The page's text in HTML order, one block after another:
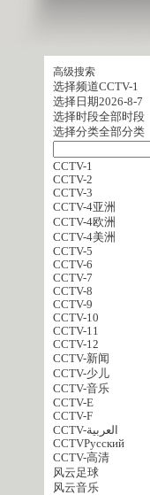
高级搜索
选择频道CCTV-1
选择日期2026-8-7
选择时段全部时段
选择分类全部分类
CCTV-1
CCTV-2
CCTV-3
CCTV-4亚洲
CCTV-4欧洲
CCTV-4美洲
CCTV-5
CCTV-6
CCTV-7
CCTV-8
CCTV-9
CCTV-10
CCTV-11
CCTV-12
CCTV-新闻
CCTV-少儿
CCTV-音乐
CCTV-E
CCTV-F
CCTV-العربية
CCTVPусский
CCTV-高清
风云足球
风云音乐